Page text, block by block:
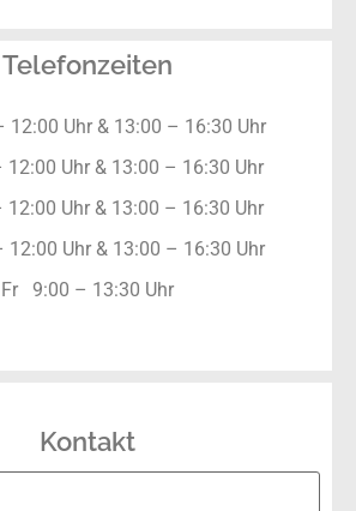
Telefonzeiten
12:00 Uhr & 13:00 – 16:30 Uhr
Uhr & 13:00 – 16:30 Uhr
Uhr & 13:00 – 16:30 Uhr
Uhr & 13:00 – 16:30 Uhr
Fr 9:00 – 13:30 Uhr
Kontakt